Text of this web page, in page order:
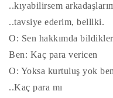
..kıyabilirsem
..tavsiye ederim, belllki.
O: Sen hakkımda
Ben: Kaç para vericen
O: Yoksa kurtuluş yok
..Kaç para mı